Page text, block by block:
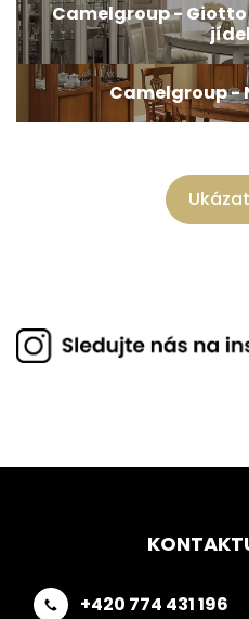
Camelgroup -
Camelgroup -
+420 774 431 196